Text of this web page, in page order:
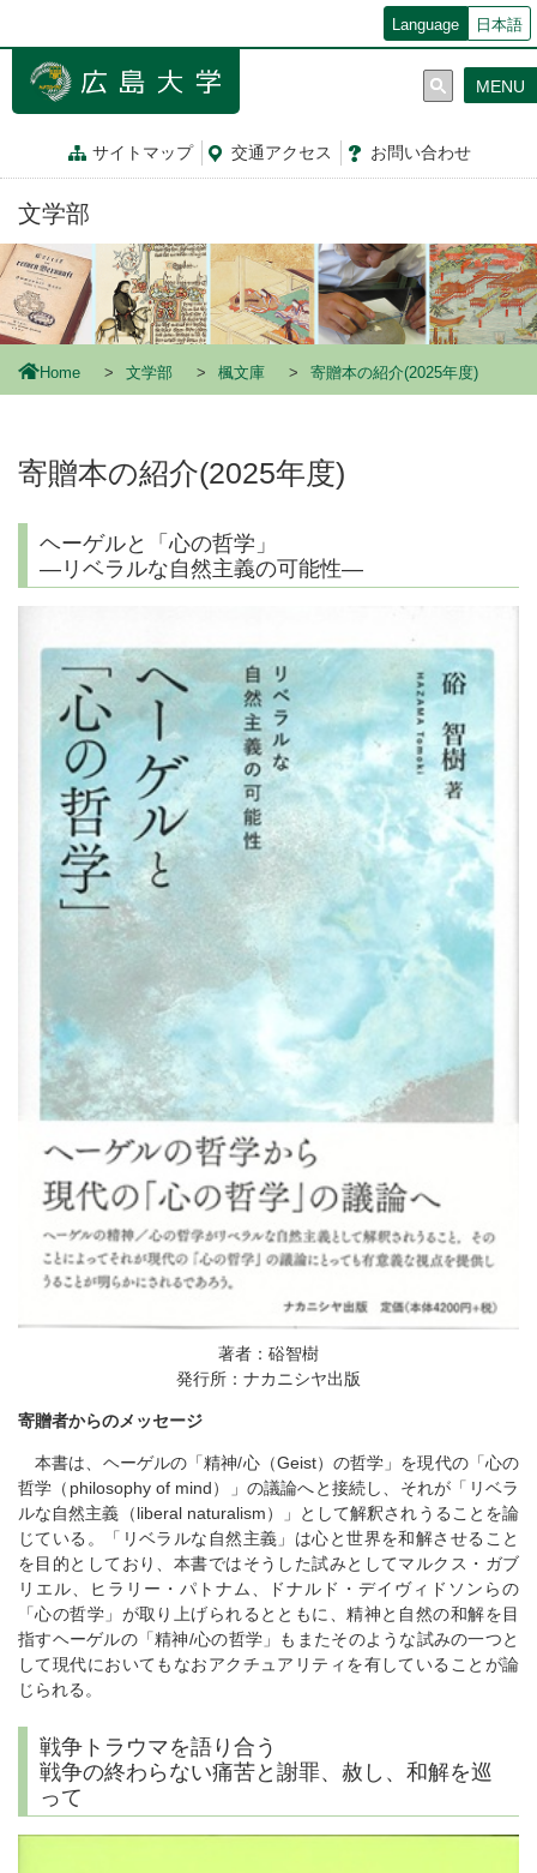
ン
動
Language 日本語
サイトマップ 交通アクセス お問い合わせ
MENU
文学部
Home 文学部 楓文庫 寄贈本の紹介(2025年度)
寄贈本の紹介(2025年度)
ヘーゲルと「心の哲学」
―リベラルな自然主義の可能性―
著者：硲智樹
発行所：ナカニシヤ出版
寄贈者からのメッセージ
本書は、ヘーゲルの「精神/心（Geist）の哲学」を現代の「心の
哲学（philosophy of mind）」の議論へと接続し、それが「リベラ
ルな自然主義（liberal naturalism）」として解釈されうることを論
じている。「リベラルな自然主義」は心と世界を和解させること
を目的としており、本書ではそうした試みとしてマルクス・ガブ
リエル、ヒラリー・パトナム、ドナルド・デイヴィドソンらの
「心の哲学」が取り上げられるとともに、精神と自然の和解を目
指すヘーゲルの「精神/心の哲学」もまたそのような試みの一つと
して現代においてもなおアクチュアリティを有していることが論
じられる。
戦争トラウマを語り合う
戦争の終わらない痛苦と謝罪、赦し、和解を巡
って